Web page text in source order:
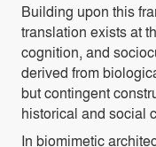
Building upon this
translation exists at
cognition, and
derived from
but contingent
historical and social
In biomimetic